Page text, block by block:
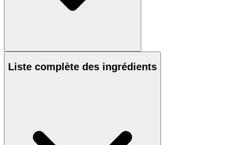
Liste complète des ingrédients